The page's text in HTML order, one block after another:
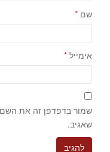
שם *
אימייל *
שמור בדפדפן זה את
שאגיב.